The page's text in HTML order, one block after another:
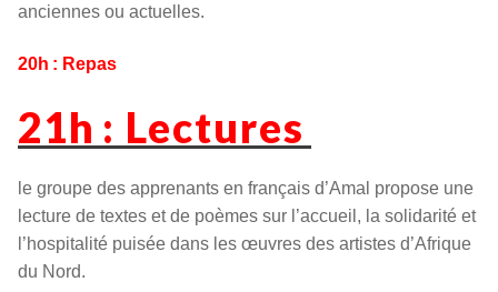
anciennes ou actuelles.
20h : Repas
21h : Lectures
le groupe des apprenants en français d’Amal propose une
lecture de textes et de poèmes sur l’accueil, la solidarité et
l’hospitalité puisée dans les œuvres des artistes d’Afrique
du Nord.